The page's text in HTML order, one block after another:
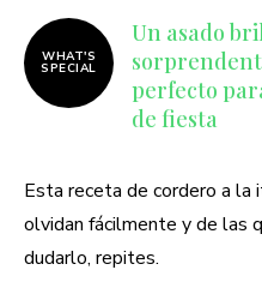
WHAT'S
SPECIAL
Un asado
perfecto
de fiesta
Esta receta de cordero a la
olvidan fácilmente y de las
dudarlo, repites.